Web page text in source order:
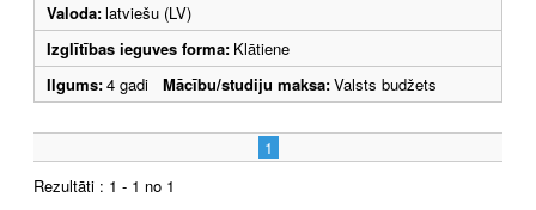
Valoda:latviešu (LV)
Izglītības ieguves forma: Klātiene
Ilgums:4 gadi Mācību/studiju maksa:Valsts budžets
1
Rezultāti : 1 - 1 no 1